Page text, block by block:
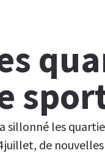
sillonné les
juillet, de